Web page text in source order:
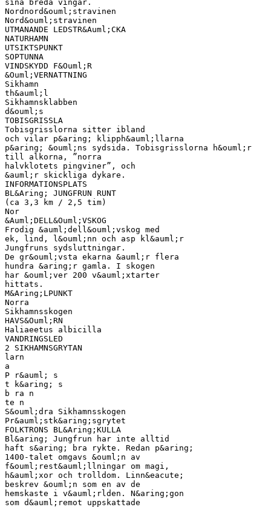
sina breda vingar.
Nordnord&ouml;stravinen
Nord&ouml;stravinen
UTMANANDE LEDSTR&Auml;CKA
NATURHAMN
UTSIKTSPUNKT
SOPTUNNA
VINDSKYDD F&Ouml;R
&Ouml;VERNATTNING
Sikhamn
th&auml;l
Sikhamnsklabben
d&ouml;s
TOBISGRISSLA
Tobisgrisslorna sitter ibland
och vilar p&aring; klipph&auml;llarna
p&aring; &ouml;ns sydsida. Tobisgrisslorna h&ouml;r
till alkorna, ”norra
halvklotets pingviner”, och
&auml;r skickliga dykare.
INFORMATIONSPLATS
BL&Aring; JUNGFRUN RUNT
(ca 3,3 km / 2,5 tim)
Nor
&Auml;DELL&Ouml;VSKOG
Frodig &auml;dell&ouml;vskog med
ek, lind, l&ouml;nn och asp kl&auml;r
Jungfruns sydsluttningar.
De gr&ouml;vsta ekarna &auml;r flera
hundra &aring;r gamla. I skogen
har &ouml;ver 200 v&auml;xtarter
hittats.
M&Aring;LPUNKT
Norra
Sikhamnsskogen
HAVS&Ouml;RN
Haliaeetus albicilla
VANDRINGSLED
2 SIKHAMNSGRYTAN
larn
a
P r&auml; s
t k&aring; s
b ra n
te n
S&ouml;dra Sikhamnsskogen
Pr&auml;stk&aring;sgrytet
FOLKTRONS BL&Aring;KULLA
Bl&aring; Jungfrun har inte alltid
haft s&aring; bra rykte. Redan p&aring;
1400-talet omgavs &ouml;n av
f&ouml;rest&auml;llningar om magi,
h&auml;xor och trolldom. Linn&eacute;
beskrev &ouml;n som en av de
hemskaste i v&auml;rlden. N&aring;gon
som d&auml;remot uppskattade